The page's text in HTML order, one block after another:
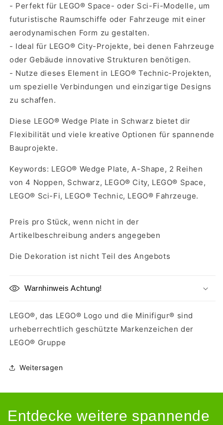
- Perfekt für LEGO® Space- oder Sci-Fi-Modelle, um
futuristische Raumschiffe oder Fahrzeuge mit einer
aerodynamischen Form zu gestalten.
- Ideal für LEGO® City-Projekte, bei denen Fahrzeuge
oder Gebäude innovative Strukturen benötigen.
- Nutze dieses Element in LEGO® Technic-Projekten,
um spezielle Verbindungen und einzigartige Designs
zu schaffen.
Diese LEGO® Wedge Plate in Schwarz bietet dir
Flexibilität und viele kreative Optionen für spannende
Bauprojekte.
Keywords: LEGO® Wedge Plate, A-Shape, 2 Reihen
von 4 Noppen, Schwarz, LEGO® City, LEGO® Space,
LEGO® Sci-Fi, LEGO® Technic, LEGO® Fahrzeuge.
Preis pro Stück, wenn nicht in der
Artikelbeschreibung anders angegeben
Die Dekoration ist nicht Teil des Angebots
Warnhinweis Achtung!
LEGO®, das LEGO® Logo und die Minifigur® sind
urheberrechtlich geschützte Markenzeichen der
LEGO® Gruppe
Weitersagen
Entdecke weitere spannende